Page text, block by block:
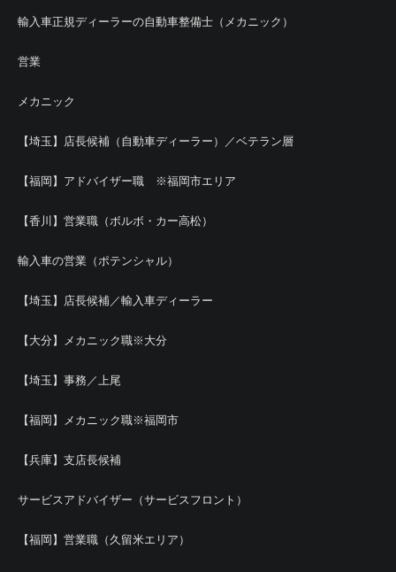
輸入車正規ディーラーの自動車整備士（メカニック）
営業
メカニック
【埼玉】店長候補（自動車ディーラー）／ベテラン層
【福岡】アドバイザー職 ※福岡市エリア
【香川】営業職（ボルボ・カー高松）
輸入車の営業（ポテンシャル）
【埼玉】店長候補／輸入車ディーラー
【大分】メカニック職※大分
【埼玉】事務／上尾
【福岡】メカニック職※福岡市
【兵庫】支店長候補
サービスアドバイザー（サービスフロント）
【福岡】営業職（久留米エリア）